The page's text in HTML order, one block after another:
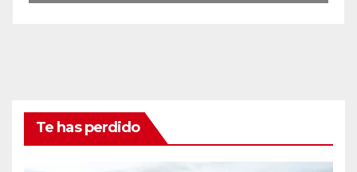
Te has perdido